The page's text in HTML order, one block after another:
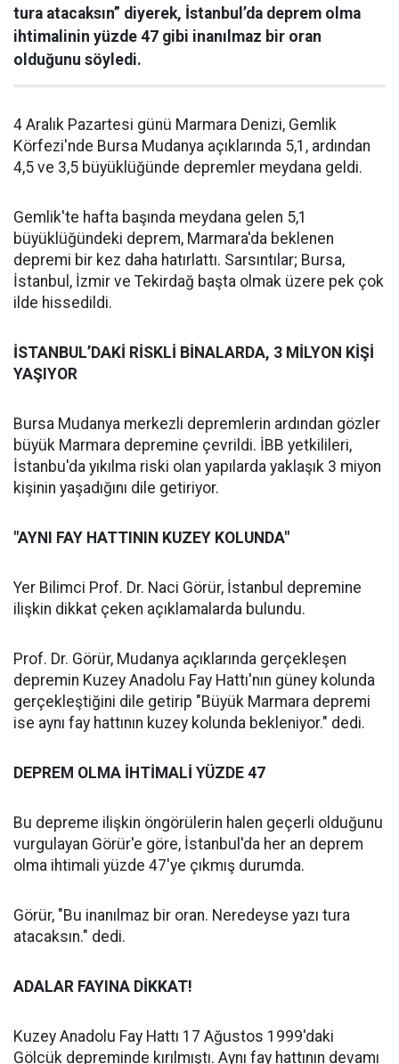
tura atacaksın” diyerek, İstanbul’da deprem olma
ihtimalinin yüzde 47 gibi inanılmaz bir oran
olduğunu söyledi.
4 Aralık Pazartesi günü Marmara Denizi, Gemlik
Körfezi'nde Bursa Mudanya açıklarında 5,1, ardından
4,5 ve 3,5 büyüklüğünde depremler meydana geldi.
Gemlik'te hafta başında meydana gelen 5,1
büyüklüğündeki deprem, Marmara'da beklenen
depremi bir kez daha hatırlattı. Sarsıntılar; Bursa,
İstanbul, İzmir ve Tekirdağ başta olmak üzere pek çok
ilde hissedildi.
İSTANBUL’DAKİ RİSKLİ BİNALARDA, 3 MİLYON KİŞİ
YAŞIYOR
Bursa Mudanya merkezli depremlerin ardından gözler
büyük Marmara depremine çevrildi. İBB yetkilileri,
İstanbu'da yıkılma riski olan yapılarda yaklaşık 3 miyon
kişinin yaşadığını dile getiriyor.
"AYNI FAY HATTININ KUZEY KOLUNDA"
Yer Bilimci Prof. Dr. Naci Görür, İstanbul depremine
ilişkin dikkat çeken açıklamalarda bulundu.
Prof. Dr. Görür, Mudanya açıklarında gerçekleşen
depremin Kuzey Anadolu Fay Hattı'nın güney kolunda
gerçekleştiğini dile getirip "Büyük Marmara depremi
ise aynı fay hattının kuzey kolunda bekleniyor." dedi.
DEPREM OLMA İHTİMALİ YÜZDE 47
Bu depreme ilişkin öngörülerin halen geçerli olduğunu
vurgulayan Görür'e göre, İstanbul'da her an deprem
olma ihtimali yüzde 47'ye çıkmış durumda.
Görür, "Bu inanılmaz bir oran. Neredeyse yazı tura
atacaksın." dedi.
ADALAR FAYINA DİKKAT!
Kuzey Anadolu Fay Hattı 17 Ağustos 1999'daki
Gölcük depreminde kırılmıştı. Aynı fay hattının devamı